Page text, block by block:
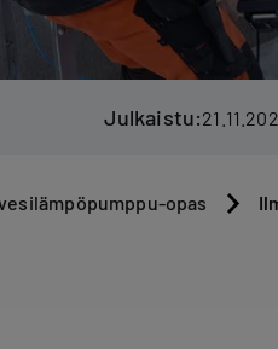
Julkaistu:
opas